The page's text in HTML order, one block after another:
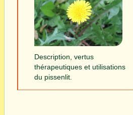
Description, vertus
thérapeutiques et utilisations
du pissenlit.